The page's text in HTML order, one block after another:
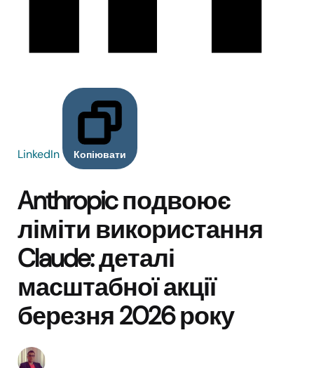
LinkedIn Копіювати
Anthropic подвоює
ліміти використання
Claude: деталі
масштабної акції
березня 2026 року